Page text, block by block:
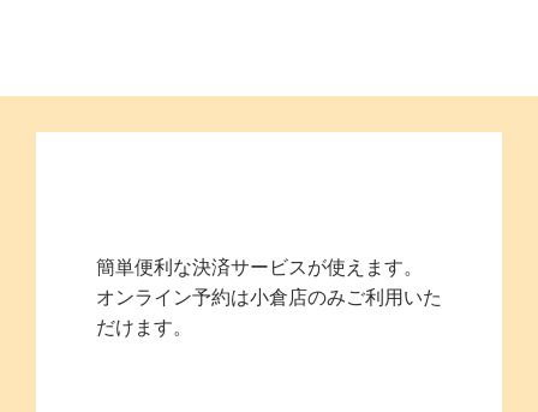
簡単便利な決済サービスが使えます。
オンライン予約は小倉店のみご利用いた
だけます。